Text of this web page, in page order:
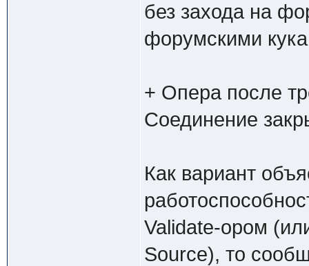
без захода на
форумскими
+ Опера после
Соединение
Как вариант
Validate-ором
Source), то